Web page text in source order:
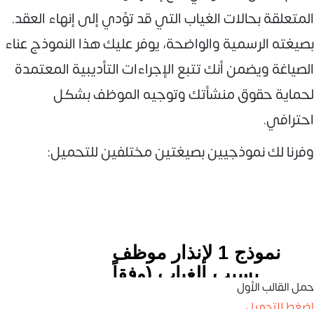
المتعلقة بحالات الغياب التي قد تؤدي إلى إنهاء العقد.
بصيغته الرسمية والواضحة، يوفر عليك هذا النموذج عناء
الصياغة ويضمن أنك تتبع الإجراءات التأديبية المعتمدة
لحماية حقوق منشأتك وتوجيه الموظف بشكل
احترافي.
وفرنا لك نموذجيين بصيغتين مختلفين للتحميل:
حمل القالب الأول